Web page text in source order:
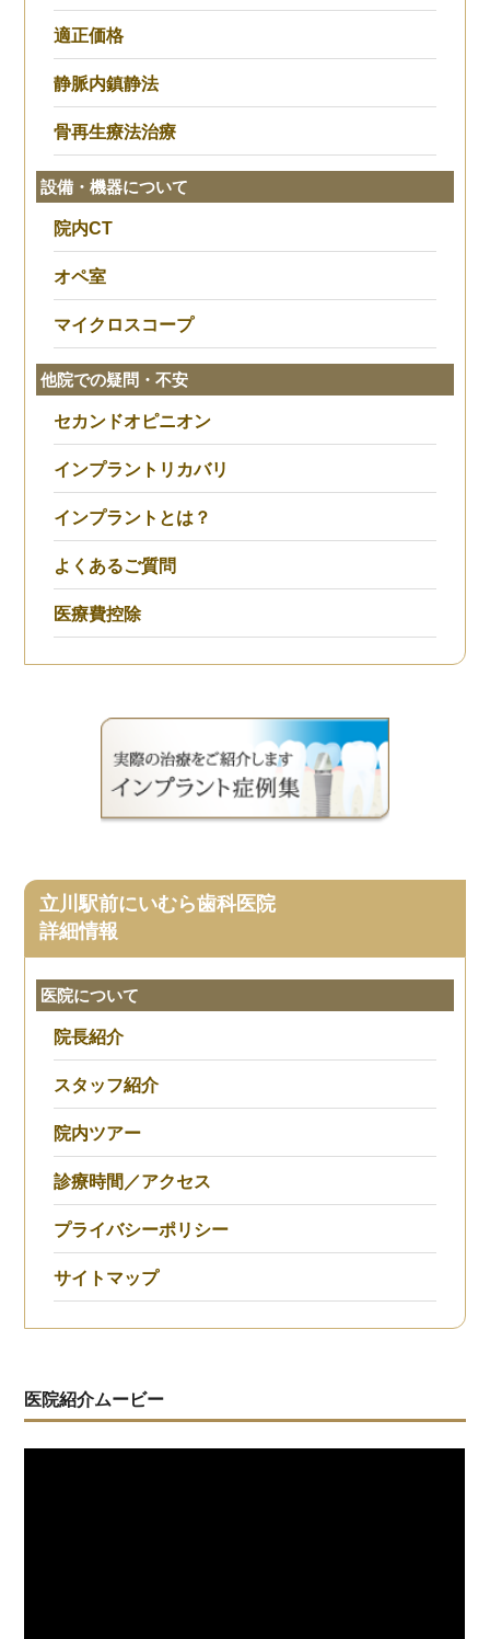
適正価格
静脈内鎮静法
骨再生療法治療
設備・機器について
院内CT
オペ室
マイクロスコープ
他院での疑問・不安
セカンドオピニオン
インプラントリカバリ
インプラントとは？
よくあるご質問
医療費控除
立川駅前にいむら歯科医院
詳細情報
医院について
院長紹介
スタッフ紹介
院内ツアー
診療時間／アクセス
プライバシーポリシー
サイトマップ
医院紹介ムービー